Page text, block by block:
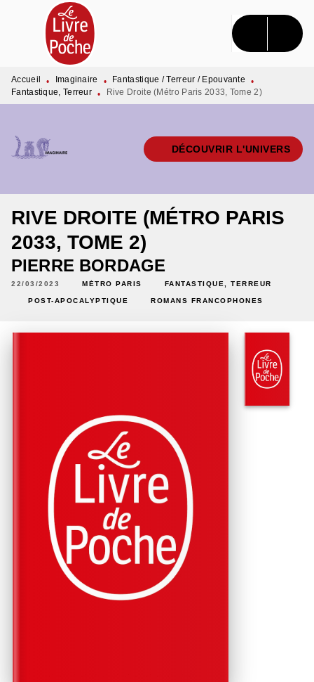
MENU RECHERCHE CONTENU
PIED DE PAGE
Accueil • Imaginaire • Fantastique / Terreur / Epouvante
•
Fantastique, Terreur • Rive Droite (Métro Paris 2033, Tome 2)
DÉCOUVRIR L'UNIVERS
RIVE DROITE (MÉTRO PARIS
2033, TOME 2)
PIERRE BORDAGE
22/03/2023 MÉTRO PARIS FANTASTIQUE, TERREUR
POST-APOCALYPTIQUE ROMANS FRANCOPHONES